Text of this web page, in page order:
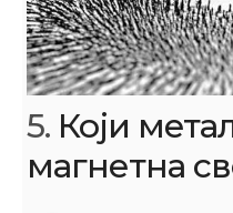
5. Који
магнетна